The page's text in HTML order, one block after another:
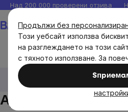
Продължи без
Този уебсайт използва
на разглеждането на този
с тяхното използване. За
Прескочи
към
съдържанието
Над 200 000 проверени отзива
Brainmax
Адаптогени
Адаптогени